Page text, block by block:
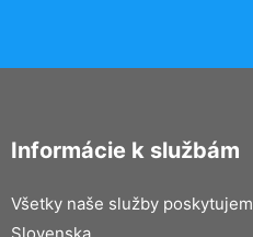
Informácie k službám
Všetky naše služby
Slovenska.